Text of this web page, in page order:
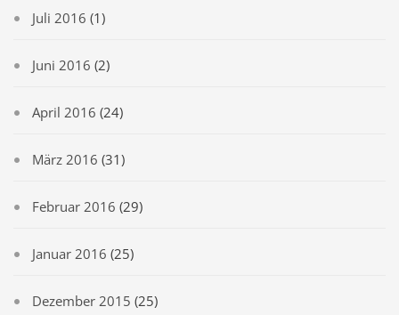
Juli 2016 (1)
Juni 2016 (2)
April 2016 (24)
März 2016 (31)
Februar 2016 (29)
Januar 2016 (25)
Dezember 2015 (25)